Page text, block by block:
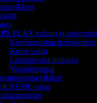
vahaus ja sokerointi
Karvanpoiston hoitotuotteet
Kovat vahat
Lämminvaha purkissa
Vahapatruunat
vahat